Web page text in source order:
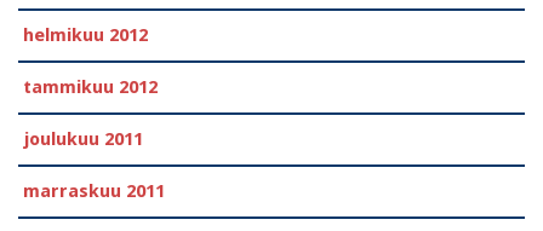
helmikuu 2012
tammikuu 2012
joulukuu 2011
marraskuu 2011